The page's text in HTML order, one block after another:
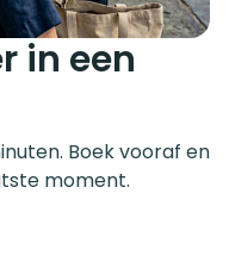
in een
Boek vooraf en
moment.